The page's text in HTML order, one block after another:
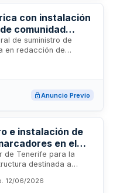
autoconsumida y la
distribución.
con instalación
comunidad
Moguer
de suministro de
en redacción de
placas fotovoltaicas y
comunidad energética.
renovables y
de gestión energética
estructura
Anuncio Previo
e instalación de
en el
de Tenerife
de Tenerife para la
destinada a
Heliodoro Rodríguez
incluye tanto el
12/06/2026